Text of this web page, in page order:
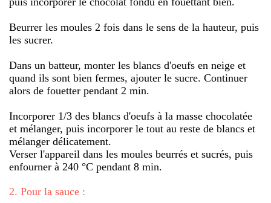
Beurrer les moules 2 fois dans le sens de la hauteur, puis
les sucrer.
Dans un batteur, monter les blancs d'oeufs en neige et
quand ils sont bien fermes, ajouter le sucre. Continuer
alors de fouetter pendant 2 min.
Incorporer 1/3 des blancs d'oeufs à la masse chocolatée
et mélanger, puis incorporer le tout au reste de blancs et
mélanger délicatement.
Verser l'appareil dans les moules beurrés et sucrés, puis
enfourner à 240 °C pendant 8 min.
2. Pour la sauce :